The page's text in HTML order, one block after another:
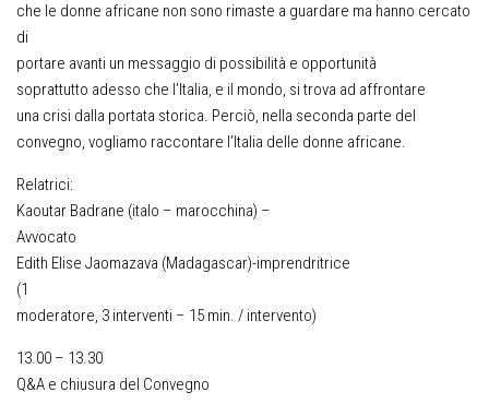
che le donne africane non sono rimaste a guardare ma hanno cercato
di
portare avanti un messaggio di possibilità e opportunità
soprattutto adesso che l’Italia, e il mondo, si trova ad affrontare
una crisi dalla portata storica. Perciò, nella seconda parte del
convegno, vogliamo raccontare l’Italia delle donne africane.
Relatrici:
Kaoutar Badrane (italo – marocchina) –
Avvocato
Edith Elise Jaomazava (Madagascar)-imprendritrice
(1
moderatore, 3 interventi – 15 min. / intervento)
13.00 – 13.30
Q&A e chiusura del Convegno